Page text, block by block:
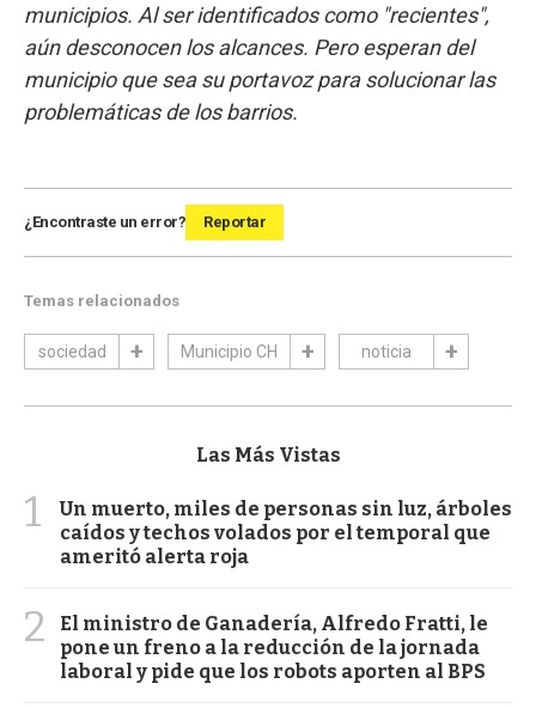
municipios. Al ser identificados como "recientes",
aún desconocen los alcances. Pero esperan del
municipio que sea su portavoz para solucionar las
problemáticas de los barrios.
¿Encontraste un error? Reportar
Temas relacionados
sociedad Municipio CH noticia
Las Más Vistas
1
Un muerto, miles de personas sin luz, árboles
caídos y techos volados por el temporal que
ameritó alerta roja
2
El ministro de Ganadería, Alfredo Fratti, le
pone un freno a la reducción de la jornada
laboral y pide que los robots aporten al BPS